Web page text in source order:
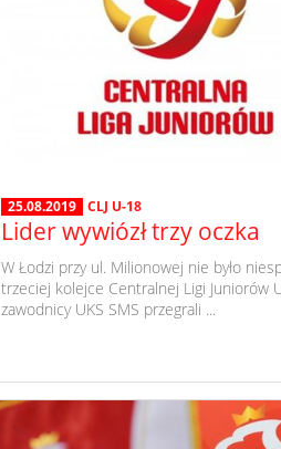
25.08.2019 CLJ U-18
Lider wywiózł trzy oczka
W Łodzi przy ul. Milionowej nie było
trzeciej kolejce Centralnej Ligi Juniorów
zawodnicy UKS SMS przegrali ...